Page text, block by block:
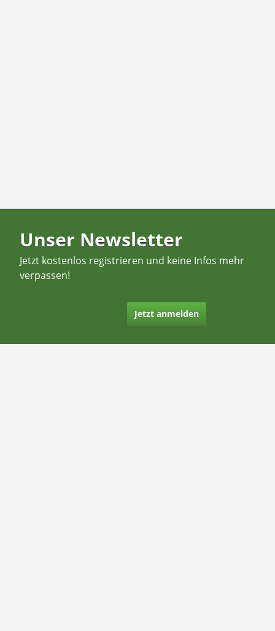
Unser Newsletter
Jetzt kostenlos registrieren und keine Infos mehr
verpassen!
Jetzt anmelden